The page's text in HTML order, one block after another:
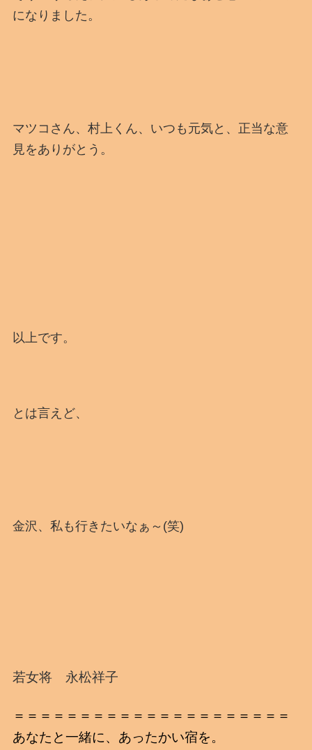
になりました。
マツコさん、村上くん、いつも元気と、正当な意
見をありがとう。
以上です。
とは言えど、
金沢、私も行きたいなぁ～(笑)
若女将 永松祥子
＝＝＝＝＝＝＝＝＝＝＝＝＝＝＝＝＝＝＝＝＝
あなたと一緒に、あったかい宿を。